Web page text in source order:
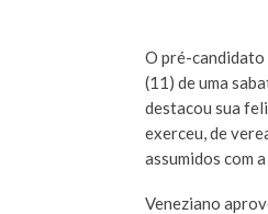
O pré-
(11) de uma
destacou sua
exerceu, de
assumidos com
Veneziano